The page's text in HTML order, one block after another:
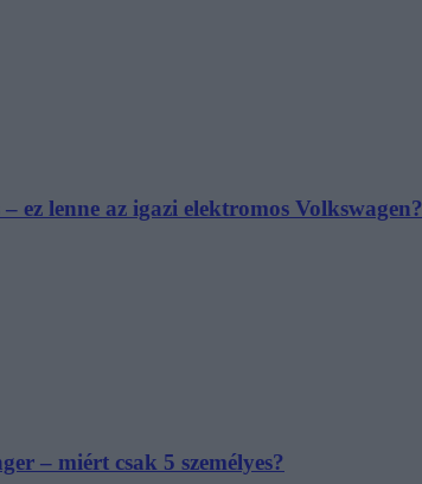
ez lenne az igazi elektromos Volkswagen?
– miért csak 5 személyes?